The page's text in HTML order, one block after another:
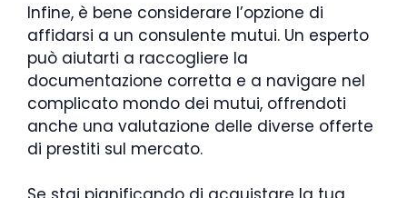
Infine, è bene considerare l’opzione di
affidarsi a un consulente mutui. Un esperto
può aiutarti a raccogliere la
documentazione corretta e a navigare nel
complicato mondo dei mutui, offrendoti
anche una valutazione delle diverse offerte
di prestiti sul mercato.